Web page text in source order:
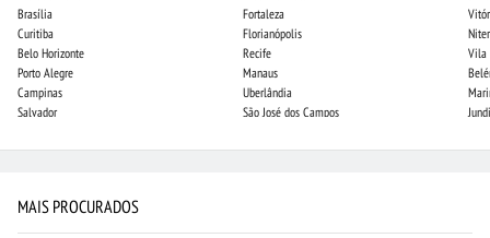
Brasília
Curitiba
Belo Horizonte
Porto Alegre
Campinas
Salvador
Fortaleza
Florianópolis
Recife
Manaus
Uberlândia
São José dos Campos
Vila
MAIS PROCURADOS